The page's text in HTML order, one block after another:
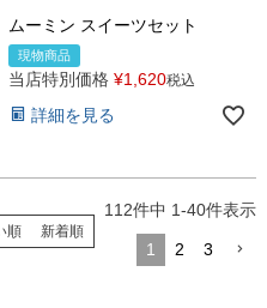
ムーミン スイーツセット
現物商品
当店特別価格 ¥1,620税込
詳細を見る
順 新着順
112件中 1-40件表示
1 2 3